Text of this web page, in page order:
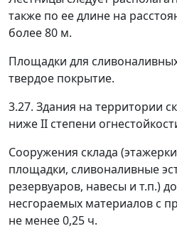
также по ее длине на
более 80 м.
Площадки для
твердое покрытие.
3.27. Здания на территории
ниже II степени
Сооружения склада
площадки, сливоналивные
резервуаров, навесы и т.п.)
несгораемых материалов с
не менее 0,25 ч.